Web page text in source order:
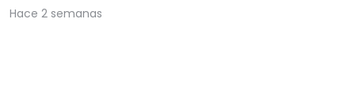
Hace 2 semanas